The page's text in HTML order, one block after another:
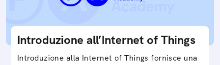
Introduzione all’Internet of Things
Introduzione alla Internet of Things fornisce una